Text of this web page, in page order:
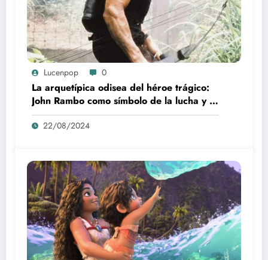
Lucenpop 0
La arquetípica odisea del héroe trágico:
John Rambo como símbolo de la lucha y la
alienación en la modernidad
22/08/2024